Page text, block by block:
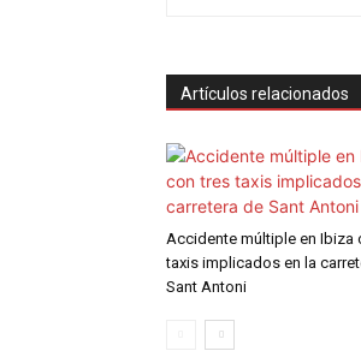
Artículos relacionados
Accidente múltiple en Ibiza
taxis implicados en la
Sant Antoni